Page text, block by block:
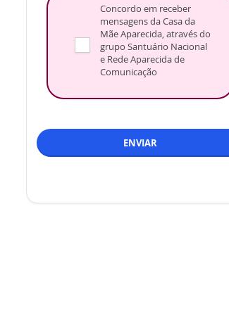
Concordo em receber
mensagens da Casa da
Mãe Aparecida, através do
grupo Santuário Nacional
e Rede Aparecida de
Comunicação
ENVIAR